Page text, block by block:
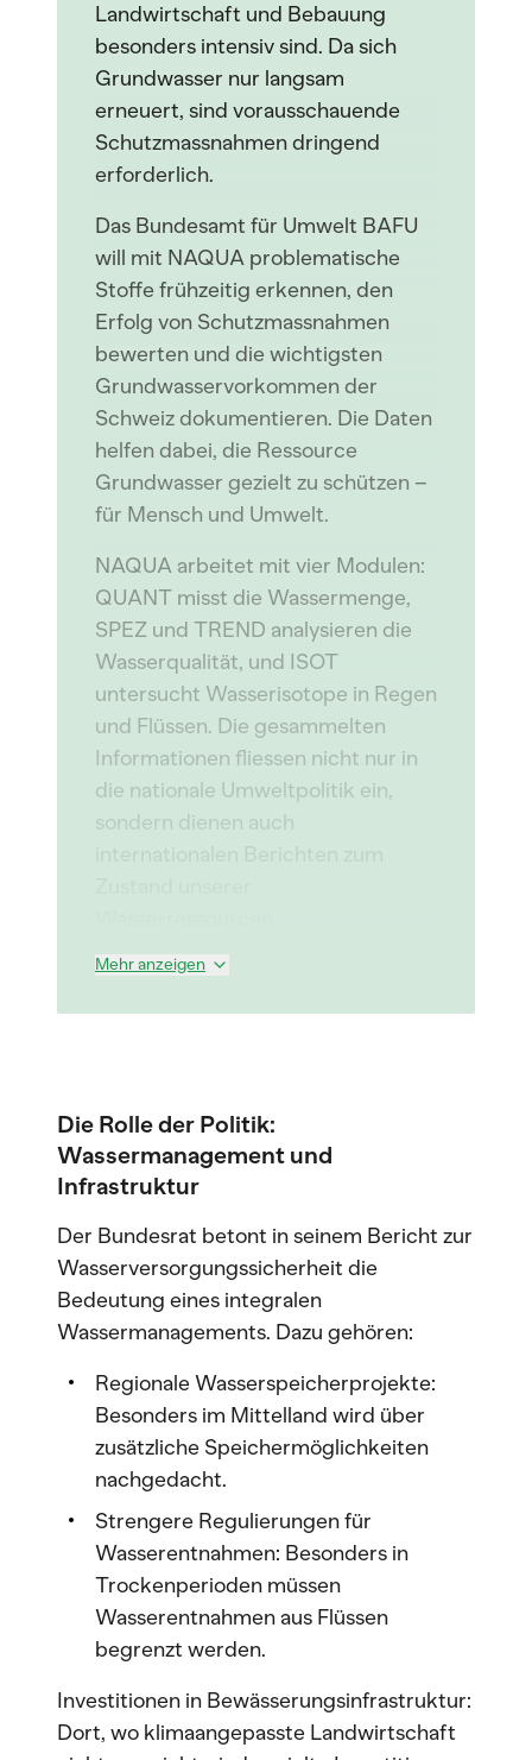
Landwirtschaft und Bebauung
besonders intensiv sind. Da sich
Grundwasser nur langsam
erneuert, sind vorausschauende
Schutzmassnahmen dringend
erforderlich.
Das Bundesamt für Umwelt BAFU
will mit NAQUA problematische
Stoffe frühzeitig erkennen, den
Erfolg von Schutzmassnahmen
bewerten und die wichtigsten
Grundwasservorkommen der
Schweiz dokumentieren. Die Daten
helfen dabei, die Ressource
Grundwasser gezielt zu schützen –
für Mensch und Umwelt.
NAQUA arbeitet mit vier Modulen:
QUANT misst die Wassermenge,
SPEZ und TREND analysieren die
Wasserqualität, und ISOT
untersucht Wasserisotope in Regen
und Flüssen. Die gesammelten
Informationen fliessen nicht nur in
die nationale Umweltpolitik ein,
sondern dienen auch
Mehr anzeigen
Die Rolle der Politik:
Wassermanagement und
Infrastruktur
Der Bundesrat betont in seinem Bericht zur
Wasserversorgungssicherheit die
Bedeutung eines integralen
Wassermanagements. Dazu gehören:
Regionale Wasserspeicherprojekte:
Besonders im Mittelland wird über
zusätzliche Speichermöglichkeiten
nachgedacht.
Strengere Regulierungen für
Wasserentnahmen: Besonders in
Trockenperioden müssen
Wasserentnahmen aus Flüssen
begrenzt werden.
Investitionen in Bewässerungsinfrastruktur:
Dort, wo klimaangepasste Landwirtschaft